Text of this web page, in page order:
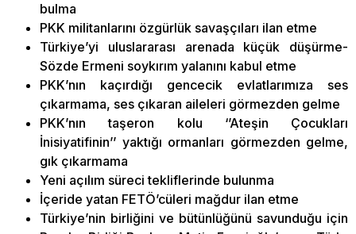
bulma
PKK militanlarını özgürlük savaşçıları ilan etme
Türkiye’yi uluslararası arenada küçük düşürme-
Sözde Ermeni soykırım yalanını kabul etme
PKK’nın kaçırdığı gencecik evlatlarımıza ses
çıkarmama, ses çıkaran aileleri görmezden gelme
PKK’nın taşeron kolu ‘’Ateşin Çocukları
İnisiyatifinin’’ yaktığı ormanları görmezden gelme,
gık çıkarmama
Yeni açılım süreci tekliflerinde bulunma
İçeride yatan FETÖ’cüleri mağdur ilan etme
Türkiye’nin birliğini ve bütünlüğünü savunduğu için